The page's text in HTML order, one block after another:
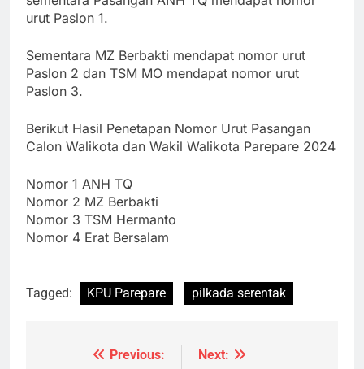
urut Paslon 1.
Sementara MZ Berbakti mendapat nomor urut
Paslon 2 dan TSM MO mendapat nomor urut
Paslon 3.
Berikut Hasil Penetapan Nomor Urut Pasangan
Calon Walikota dan Wakil Walikota Parepare 2024
Nomor 1 ANH TQ
Nomor 2 MZ Berbakti
Nomor 3 TSM Hermanto
Nomor 4 Erat Bersalam
Tagged: KPU Parepare pilkada serentak
NavigasiPrevious:
Next: